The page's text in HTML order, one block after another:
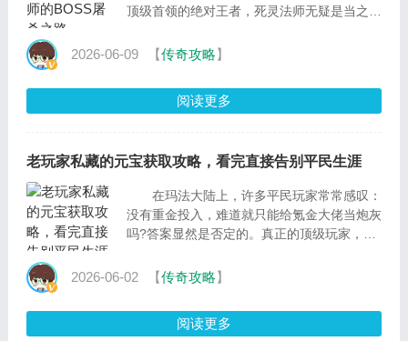
顶级首领的绝对王者，死灵法师无疑是当之无
2026-06-09 【传奇攻略】
阅读更多
老玩家私藏的元宝获取攻略，看完直接告别平民生涯
在玛法大陆上，许多平民玩家常常感叹：
没有重金投入，难道就只能给氪金大佬当炮灰
吗?答案显然是否定的。真正的顶级玩家，往
策略运营的
2026-06-02 【传奇攻略】
阅读更多